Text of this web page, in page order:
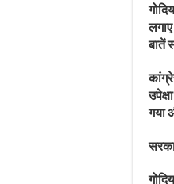
बातें
गया